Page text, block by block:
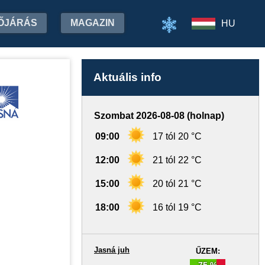
MAGAZIN HU
Aktuális info
Szombat 2026-08-08 (holnap)
09:00 17 tól 20 °C
12:00 21 tól 22 °C
15:00 20 tól 21 °C
18:00 16 tól 19 °C
ŰZEM:
Jasná juh